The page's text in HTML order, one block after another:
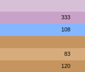
333
108
83
120